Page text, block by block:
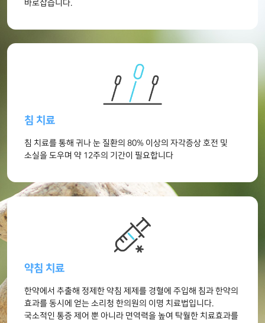
바로잡습니다.
침 치료
침 치료를 통해 귀나 눈 질환의 80% 이상의 자각증상 호전 및
소실을 도우며 약 12주의 기간이 필요합니다
약침 치료
한약에서 추출해 정제한 약침 제제를 경혈에 주입해 침과 한약의
효과를 동시에 얻는소리청 한의원의 이명 치료법입니다.
국소적인 통증 제어 뿐 아니라 면역력을 높여 탁월한 치료효과를